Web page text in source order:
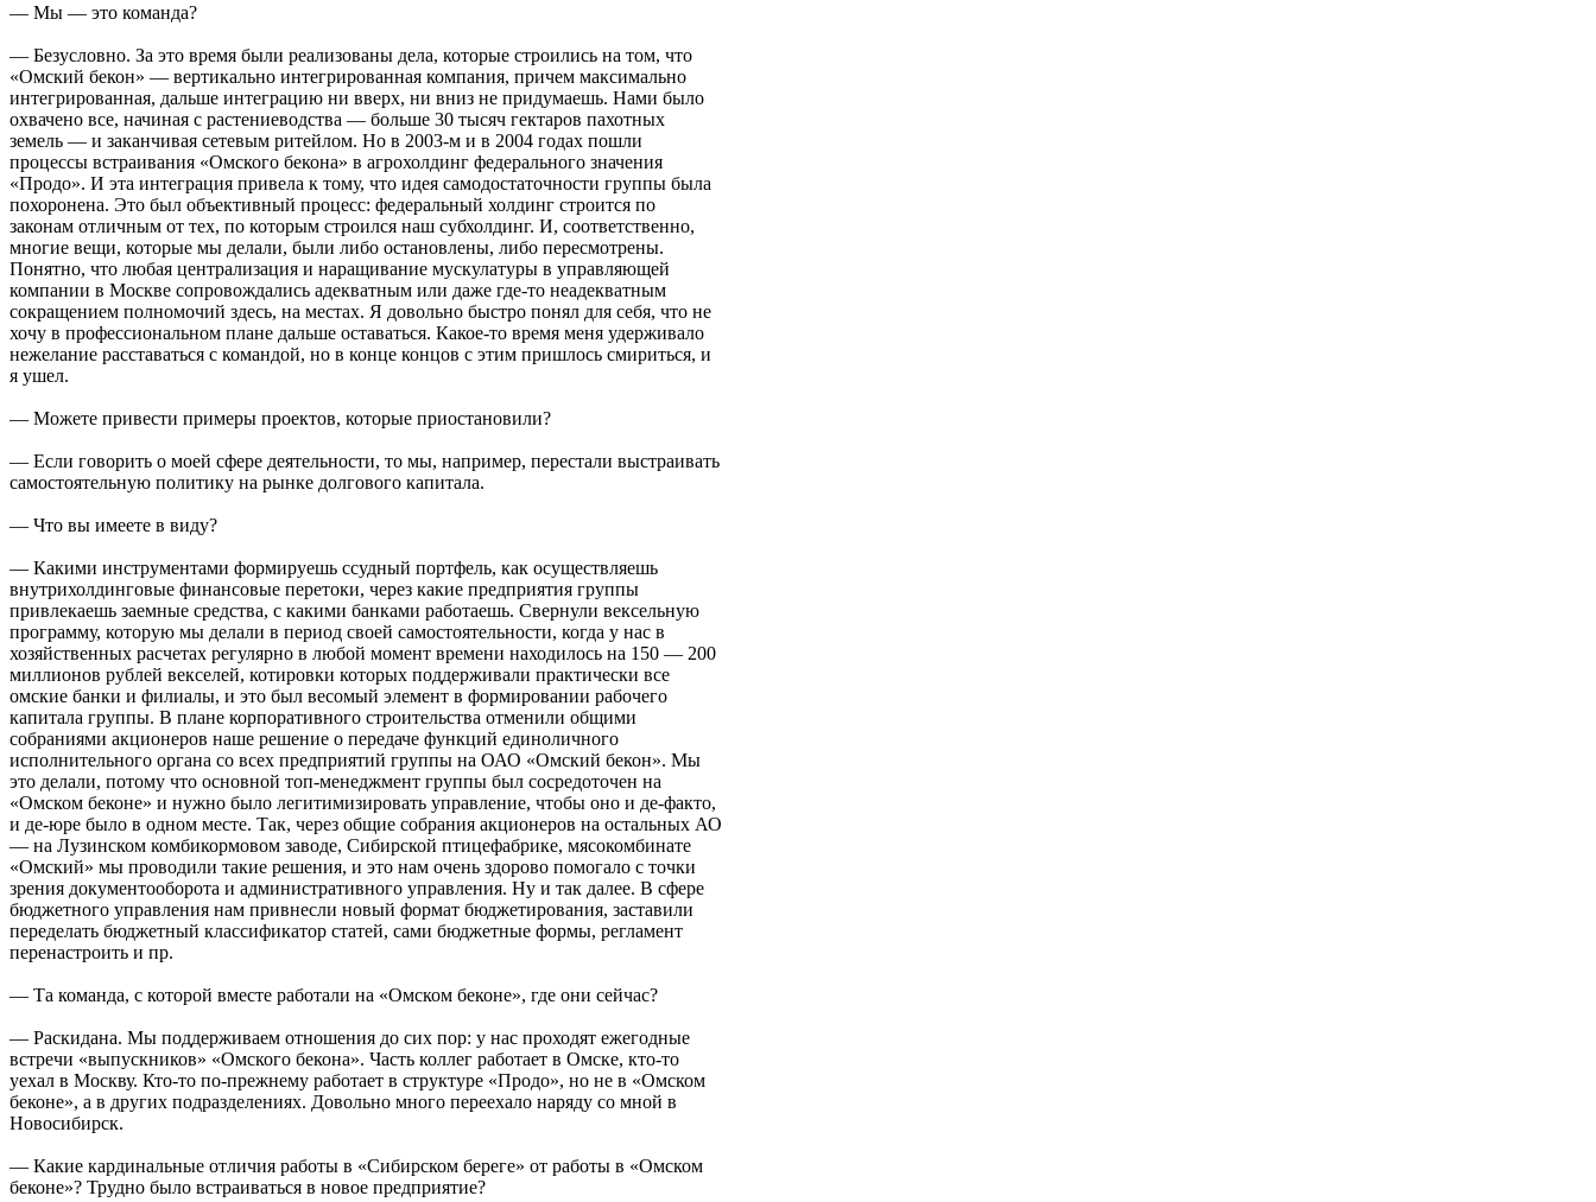
— Мы — это команда?
— Безусловно. За это время были реализованы дела, которые строились на том, что
«Омский бекон» — вертикально интегрированная компания, причем максимально
интегрированная, дальше интеграцию ни вверх, ни вниз не придумаешь. Нами было
охвачено все, начиная с растениеводства — больше 30 тысяч гектаров пахотных
земель — и заканчивая сетевым ритейлом. Но в 2003-м и в 2004 годах пошли
процессы встраивания «Омского бекона» в агрохолдинг федерального значения
«Продо». И эта интеграция привела к тому, что идея самодостаточности группы была
похоронена. Это был объективный процесс: федеральный холдинг строится по
законам отличным от тех, по которым строился наш субхолдинг. И, соответственно,
многие вещи, которые мы делали, были либо остановлены, либо пересмотрены.
Понятно, что любая централизация и наращивание мускулатуры в управляющей
компании в Москве сопровождались адекватным или даже где-то неадекватным
сокращением полномочий здесь, на местах. Я довольно быстро понял для себя, что не
хочу в профессиональном плане дальше оставаться. Какое-то время меня удерживало
нежелание расставаться с командой, но в конце концов с этим пришлось смириться, и
я ушел.
— Можете привести примеры проектов, которые приостановили?
— Если говорить о моей сфере деятельности, то мы, например, перестали выстраивать
самостоятельную политику на рынке долгового капитала.
— Что вы имеете в виду?
— Какими инструментами формируешь ссудный портфель, как осуществляешь
внутрихолдинговые финансовые перетоки, через какие предприятия группы
привлекаешь заемные средства, с какими банками работаешь. Свернули вексельную
программу, которую мы делали в период своей самостоятельности, когда у нас в
хозяйственных расчетах регулярно в любой момент времени находилось на 150 — 200
миллионов рублей векселей, котировки которых поддерживали практически все
омские банки и филиалы, и это был весомый элемент в формировании рабочего
капитала группы. В плане корпоративного строительства отменили общими
собраниями акционеров наше решение о передаче функций единоличного
исполнительного органа со всех предприятий группы на ОАО «Омский бекон». Мы
это делали, потому что основной топ-менеджмент группы был сосредоточен на
«Омском беконе» и нужно было легитимизировать управление, чтобы оно и де-факто,
и де-юре было в одном месте. Так, через общие собрания акционеров на остальных АО
— на Лузинском комбикормовом заводе, Сибирской птицефабрике, мясокомбинате
«Омский» мы проводили такие решения, и это нам очень здорово помогало с точки
зрения документооборота и административного управления. Ну и так далее. В сфере
бюджетного управления нам привнесли новый формат бюджетирования, заставили
переделать бюджетный классификатор статей, сами бюджетные формы, регламент
перенастроить и пр.
— Та команда, с которой вместе работали на «Омском беконе», где они сейчас?
— Раскидана. Мы поддерживаем отношения до сих пор: у нас проходят ежегодные
встречи «выпускников» «Омского бекона». Часть коллег работает в Омске, кто-то
уехал в Москву. Кто-то по-прежнему работает в структуре «Продо», но не в «Омском
беконе», а в других подразделениях. Довольно много переехало наряду со мной в
Новосибирск.
— Какие кардинальные отличия работы в «Сибирском береге» от работы в «Омском
беконе»? Трудно было встраиваться в новое предприятие?